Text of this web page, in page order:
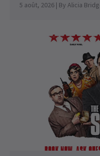
5 août, 2026 | By Alicia